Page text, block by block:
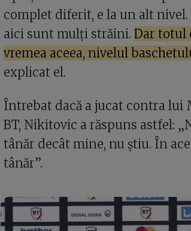
complet diferit, e la un alt
aici sunt mulți străini. Dar totul
vremea aceea, nivelul
explicat el.
Întrebat dacă a jucat contra lui
BT, Nikitovic a răspuns astfel:
tânăr decât mine, nu știu. În
tânăr”.